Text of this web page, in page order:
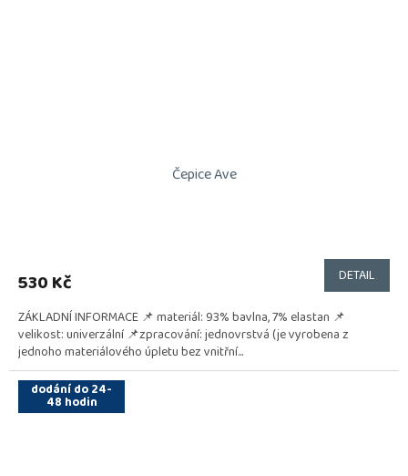
Čepice Ave
530 Kč DETAIL
ZÁKLADNÍ INFORMACE 📌 materiál: 93% bavlna, 7% elastan 📌
velikost: univerzální 📌zpracování: jednovrstvá (je vyrobena z
jednoho materiálového úpletu bez vnitřní...
dodání do 24-
48 hodin